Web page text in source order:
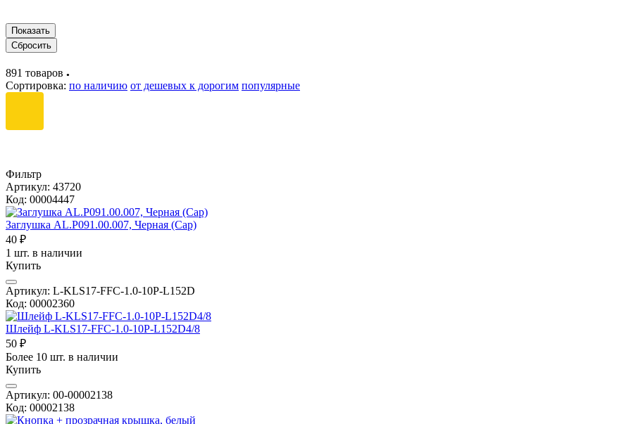
891 товаров ●
Сортировка: по наличию от дешевых к дорогим популярные
Фильтр
Артикул: 43720
Код: 00004447
Заглушка AL.P091.00.007, Черная (Cap)
40 ₽
1 шт. в наличии
Купить
Артикул: L-KLS17-FFC-1.0-10P-L152D
Код: 00002360
Шлейф L-KLS17-FFC-1.0-10P-L152D4/8
50 ₽
Более 10 шт. в наличии
Купить
Артикул: 00-00002138
Код: 00002138